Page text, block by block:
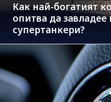
Как най-богатият
опитва да завладее
супертанкери?